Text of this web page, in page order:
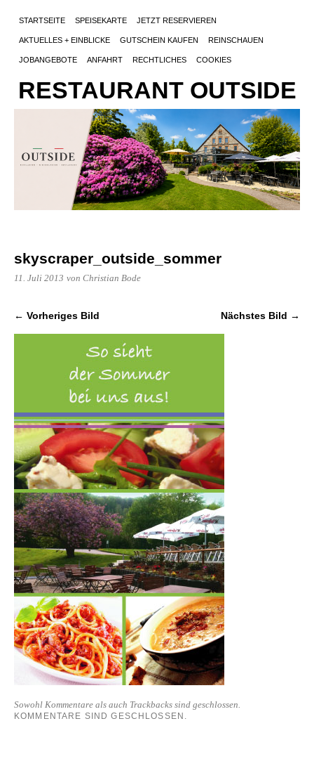
STARTSEITE SPEISEKARTE JETZT RESERVIEREN
AKTUELLES + EINBLICKE GUTSCHEIN KAUFEN REINSCHAUEN
JOBANGEBOTE ANFAHRT RECHTLICHES COOKIES
RESTAURANT OUTSIDE
skyscraper_outside_sommer
11. Juli 2013 von Christian Bode
← Vorheriges Bild Nächstes Bild →
Sowohl Kommentare als auch Trackbacks sind geschlossen.
KOMMENTARE SIND GESCHLOSSEN.